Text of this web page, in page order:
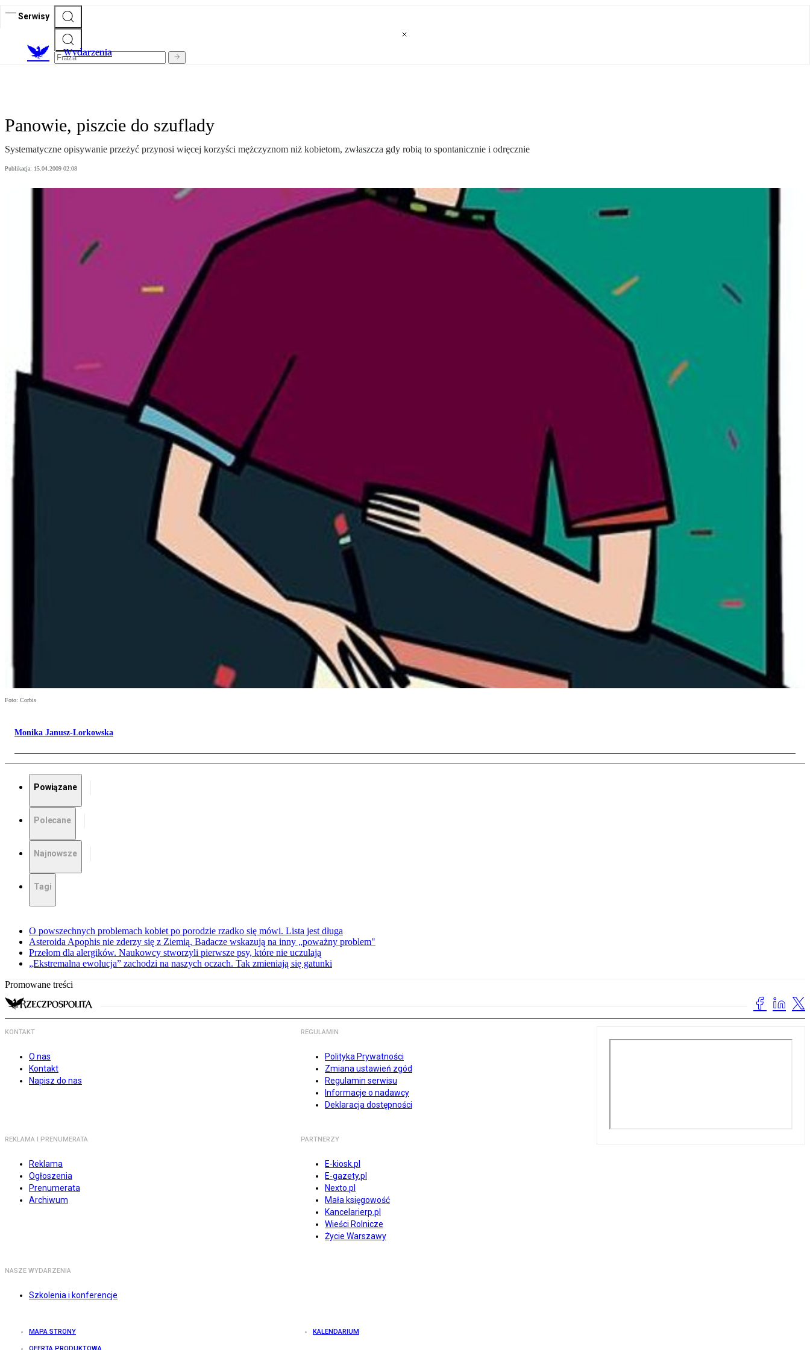
Serwisy
Wydarzenia
Panowie, piszcie do szuflady
Systematyczne opisywanie przeżyć przynosi więcej korzyści mężczyznom niż kobietom, zwłaszcza gdy robią to spontanicznie i odręcznie
Publikacja: 15.04.2009 02:08
Foto: Corbis
Monika Janusz-Lorkowska
Powiązane
Polecane
Najnowsze
Tagi
O powszechnych problemach kobiet po porodzie rzadko się mówi. Lista jest długa
Asteroida Apophis nie zderzy się z Ziemią. Badacze wskazują na inny „poważny problem"
Przełom dla alergików. Naukowcy stworzyli pierwsze psy, które nie uczulają
„Ekstremalna ewolucja” zachodzi na naszych oczach. Tak zmieniają się gatunki
Promowane treści
KONTAKT
O nas
Kontakt
Napisz do nas
REGULAMIN
Polityka Prywatności
Zmiana ustawień zgód
Regulamin serwisu
Informacje o nadawcy
Deklaracja dostępności
REKLAMA I PRENUMERATA
Reklama
Ogłoszenia
Prenumerata
Archiwum
PARTNERZY
E-kiosk.pl
E-gazety.pl
Nexto.pl
Mała księgowość
Kancelarierp.pl
Wieści Rolnicze
Życie Warszawy
NASZE WYDARZENIA
Szkolenia i konferencje
MAPA STRONY KALENDARIUM